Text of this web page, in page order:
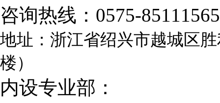
咨询热线： 0575-85111565
地址：浙江省绍兴市越城区
楼）
内设专业部：